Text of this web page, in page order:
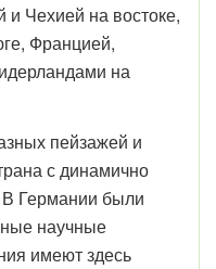
Чехией на востоке,
Францией,
на
пейзажей и
с динамично
Германии были
научные
имеют здесь